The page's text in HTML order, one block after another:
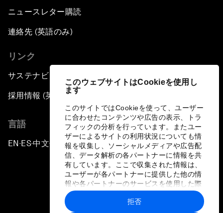
このウェブサイトはCookieを使用し
ます
このサイトではCookieを使って、ユーザー
に合わせたコンテンツや広告の表示、トラ
フィックの分析を行っています。またユー
ザーによるサイトの利用状況についても情
報を収集し、ソーシャルメディアや広告配
信、データ解析の各パートナーに情報を共
有しています。ここで収集された情報は、
ユーザーが各パートナーに提供した他の情
報や各パートナーのサービスを使用した際
に収集された情報と組み合わされ、各パー
トナーによって使用されることがありま
拒否
ニュースレター購読
連絡先 (英語のみ)
リンク
サステナビリティへの取り組み
採用情報 (英語のみ)
言語
EN ▪ES▪中文▪ 日本語
プライバシーポリシーと利用規約